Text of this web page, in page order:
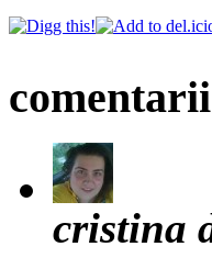
comentarii
cristina